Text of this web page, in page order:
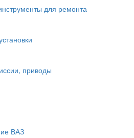
для ремонта
приводы
ВАЗ